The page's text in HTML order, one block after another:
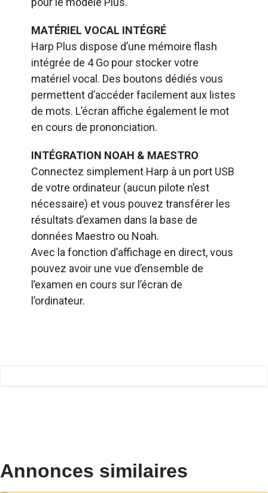
MATÉRIEL VOCAL INTÉGRÉ
Harp Plus dispose d’une mémoire flash
intégrée de 4 Go pour stocker votre
matériel vocal. Des boutons dédiés vous
permettent d’accéder facilement aux listes
de mots. L’écran affiche également le mot
en cours de prononciation.
INTÉGRATION NOAH & MAESTRO
Connectez simplement Harp à un port USB
de votre ordinateur (aucun pilote n’est
nécessaire) et vous pouvez transférer les
résultats d’examen dans la base de
données Maestro ou Noah.
Avec la fonction d’affichage en direct, vous
pouvez avoir une vue d’ensemble de
l’examen en cours sur l’écran de
l’ordinateur.
Annonces similaires